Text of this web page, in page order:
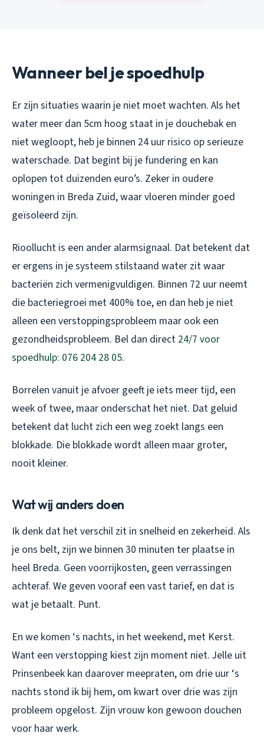
Wanneer bel je spoedhulp
Er zijn situaties waarin je niet moet wachten. Als het
water meer dan 5cm hoog staat in je douchebak en
niet wegloopt, heb je binnen 24 uur risico op serieuze
waterschade. Dat begint bij je fundering en kan
oplopen tot duizenden euro’s. Zeker in oudere
woningen in Breda Zuid, waar vloeren minder goed
geïsoleerd zijn.
Rioollucht is een ander alarmsignaal. Dat betekent dat
er ergens in je systeem stilstaand water zit waar
bacteriën zich vermenigvuldigen. Binnen 72 uur neemt
die bacteriegroei met 400% toe, en dan heb je niet
alleen een verstoppingsprobleem maar ook een
gezondheidsprobleem. Bel dan direct 24/7 voor
spoedhulp: 076 204 28 05.
Borrelen vanuit je afvoer geeft je iets meer tijd, een
week of twee, maar onderschat het niet. Dat geluid
betekent dat lucht zich een weg zoekt langs een
blokkade. Die blokkade wordt alleen maar groter,
nooit kleiner.
Wat wij anders doen
Ik denk dat het verschil zit in snelheid en zekerheid. Als
je ons belt, zijn we binnen 30 minuten ter plaatse in
heel Breda. Geen voorrijkosten, geen verrassingen
achteraf. We geven vooraf een vast tarief, en dat is
wat je betaalt. Punt.
En we komen ‘s nachts, in het weekend, met Kerst.
Want een verstopping kiest zijn moment niet. Jelle uit
Prinsenbeek kan daarover meepraten, om drie uur ‘s
nachts stond ik bij hem, om kwart over drie was zijn
probleem opgelost. Zijn vrouw kon gewoon douchen
voor haar werk.